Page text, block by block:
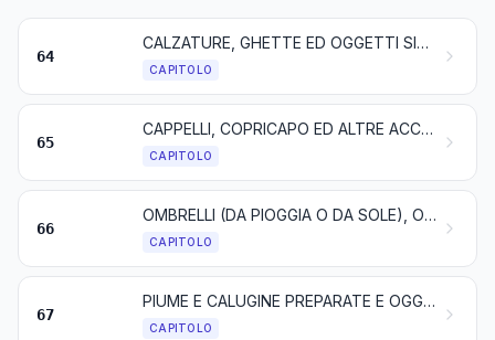
64
CALZATURE, GHETTE ED OGGETTI SIMILI; PARTI DI QUESTI OGGETTI
CAPITOLO
65
CAPPELLI, COPRICAPO ED ALTRE ACCONCIATURE; LORO PARTI
CAPITOLO
66
OMBRELLI (DA PIOGGIA O DA SOLE), OMBRELLONI, BASTONI DA PASSEGGIO, BASTONI-SEDILE, FRUSTE, FRUSTINI E LORO PARTI
CAPITOLO
67
PIUME E CALUGINE PREPARATE E OGGETTI DI PIUME O DI CALUGINE; FIORI ARTIFICIALI; LAVORI DI CAPELLI
CAPITOLO